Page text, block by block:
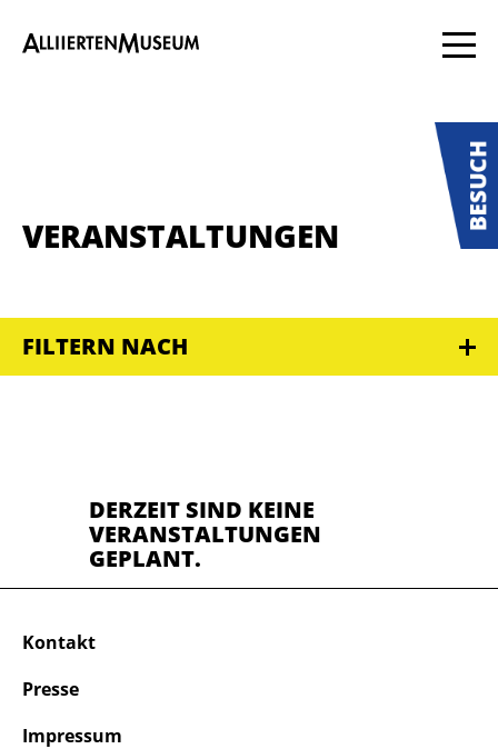
VERANSTALTUNGEN
FILTERN NACH
DERZEIT SIND KEINE
VERANSTALTUNGEN
GEPLANT.
Kontakt
Presse
Impressum